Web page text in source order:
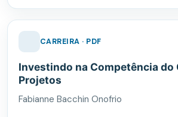
CARREIRA · PDF
Investindo na Competência do
Projetos
Fabianne Bacchin Onofrio